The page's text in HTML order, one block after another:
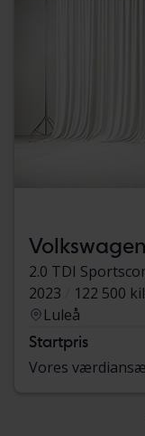
2.0 TDI
2023
122 500
Luleå
Startpris
Vores